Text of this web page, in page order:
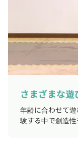
さまざまな
年齢に合わせて
験する中で創造性